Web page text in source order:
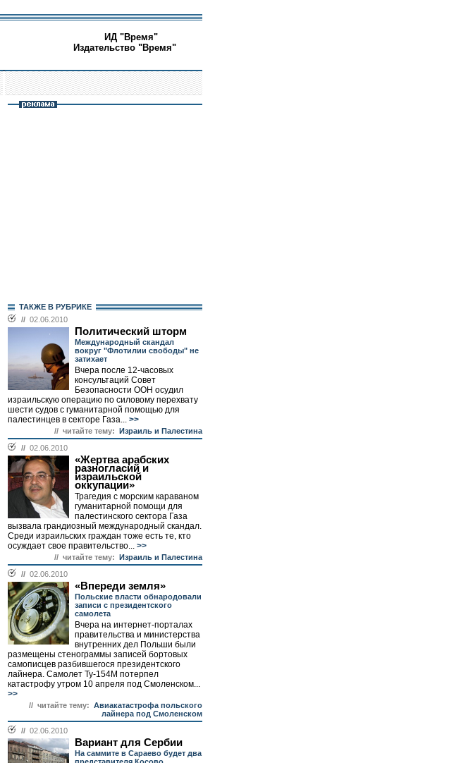
ИД "Время"
Издательство "Время"
ТАКЖЕ В РУБРИКЕ
// 02.06.2010
Политический шторм
Международный скандал
вокруг "Флотилии свободы" не
затихает
Вчера после 12-часовых
консультаций Совет
Безопасности ООН осудил
израильскую операцию по силовому перехвату
шести судов с гуманитарной помощью для
палестинцев в секторе Газа... >>
// читайте тему: Израиль и Палестина
// 02.06.2010
«Жертва арабских
разногласий и
израильской
оккупации»
Трагедия с морским караваном
гуманитарной помощи для
палестинского сектора Газа
вызвала грандиозный международный скандал.
Среди израильских граждан тоже есть те, кто
осуждает свое правительство... >>
// читайте тему: Израиль и Палестина
// 02.06.2010
«Впереди земля»
Польские власти обнародовали
записи с президентского
самолета
Вчера на интернет-порталах
правительства и министерства
внутренних дел Польши были
размещены стенограммы записей бортовых
самописцев разбившегося президентского
лайнера. Самолет Ту-154М потерпел
катастрофу утром 10 апреля под Смоленском...
>>
// читайте тему: Авиакатастрофа польского
лайнера под Смоленском
// 02.06.2010
Вариант для Сербии
На саммите в Сараево будет два